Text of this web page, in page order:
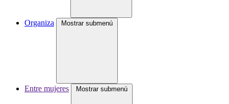
Organiza Mostrar submenú
Entre mujeres Mostrar submenú